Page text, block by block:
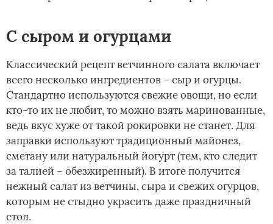
С сыром и огурцами
Классический рецепт ветчинного салата включает
всего несколько ингредиентов – сыр и огурцы.
Стандартно используются свежие овощи, но если
кто-то их не любит, то можно взять маринованные,
ведь вкус хуже от такой рокировки не станет. Для
заправки используют традиционный майонез,
сметану или натуральный йогурт (тем, кто следит
за талией – обезжиренный). В итоге получится
нежный салат из ветчины, сыра и свежих огурцов,
которым не стыдно украсить даже праздничный
стол.